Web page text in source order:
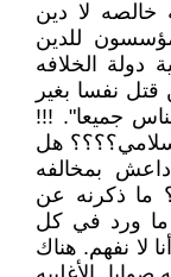
خالصه لا دين
للدين
دولة الخلافه
نفسا بغير
جميعا". !!!
هل
بمخالفه
ما ذكرنه عن
ورد في كل
لا نفهم. هناك